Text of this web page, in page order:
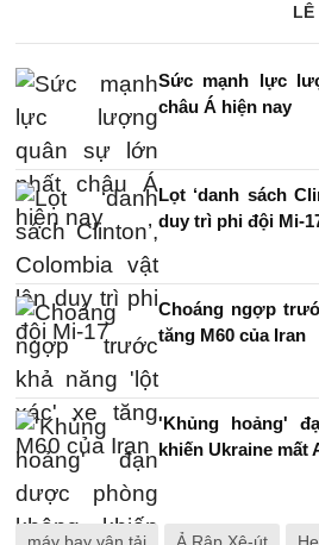
LÊ
Sức mạnh lực
châu Á hiện nay
Lọt ‘danh sách
duy trì phi đội Mi-
Choáng ngợp
tăng M60 của Iran
'Khủng hoảng'
khiến Ukraine mất